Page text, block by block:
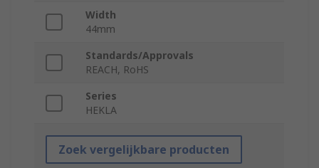
Width
44mm
Standards/Approvals
REACH, RoHS
Series
HEKLA
Zoek vergelijkbare producten